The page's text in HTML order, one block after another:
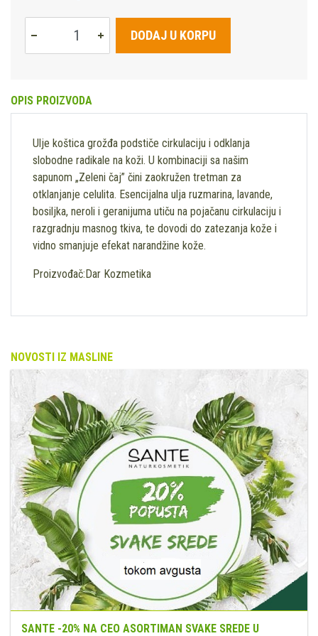
DODAJ U KORPU
OPIS PROIZVODA
Ulje koštica grožđa podstiče cirkulaciju i odklanja
slobodne radikale na koži. U kombinaciji sa našim
sapunom „Zeleni čaj” čini zaokružen tretman za
otklanjanje celulita. Esencijalna ulja ruzmarina, lavande,
bosiljka, neroli i geranijuma utiču na pojačanu cirkulaciju i
razgradnju masnog tkiva, te dovodi do zatezanja kože i
vidno smanjuje efekat narandžine kože.
Proizvođač:Dar Kozmetika
NOVOSTI IZ MASLINE
SANTE -20% NA CEO ASORTIMAN SVAKE SREDE U